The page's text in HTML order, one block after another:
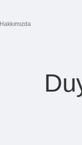
Hakkımızda